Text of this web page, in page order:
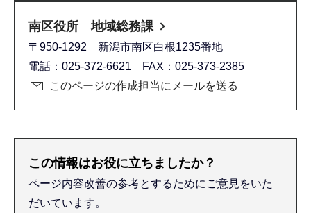
南区役所 地域総務課
〒950-1292 新潟市南区白根1235番地
電話：025-372-6621 FAX：025-373-2385
このページの作成担当にメールを送る
この情報はお役に立ちましたか？
ページ内容改善の参考とするためにご意見をいた
だいています。